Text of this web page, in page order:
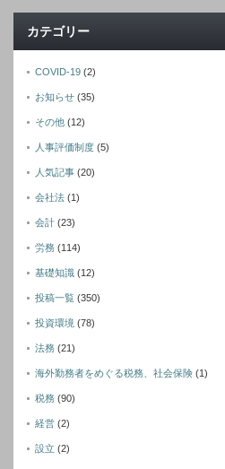
カテゴリー
COVID-19 (2)
お知らせ (35)
その他 (12)
人事評価制度 (5)
人気記事 (20)
会社法 (1)
会計 (23)
労務 (114)
基礎知識 (12)
投稿一覧 (350)
投資環境 (78)
法務 (21)
海外勤務者をめぐる税務、社会保険 (1)
税務 (90)
経営 (2)
設立 (2)